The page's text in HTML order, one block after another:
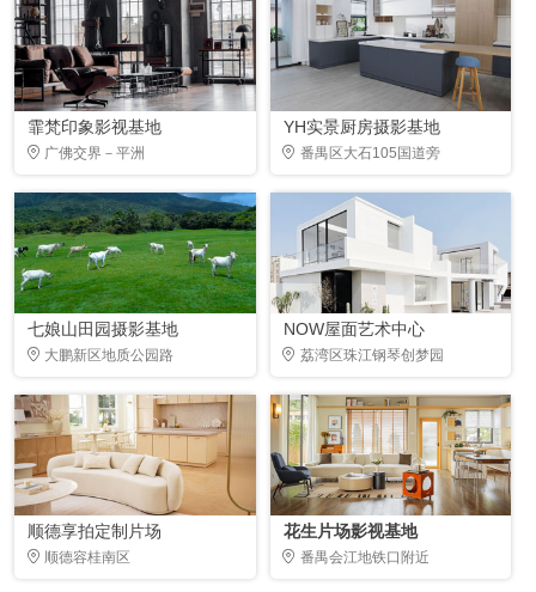
霏梵印象影视基地
广佛交界－平洲
YH实景厨房摄影基地
番禺区大石105国道旁
七娘山田园摄影基地
大鹏新区地质公园路
NOW屋面艺术中心
荔湾区珠江钢琴创梦园
顺德享拍定制片场
顺德容桂南区
花生片场影视基地
番禺会江地铁口附近